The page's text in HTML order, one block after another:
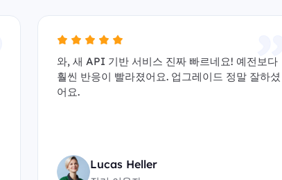
와, 새 API 기반 서비스 진짜 빠르네요! 예전보다
훨씬 반응이 빨라졌어요. 업그레이드 정말 잘하셨
어요.
Lucas Heller